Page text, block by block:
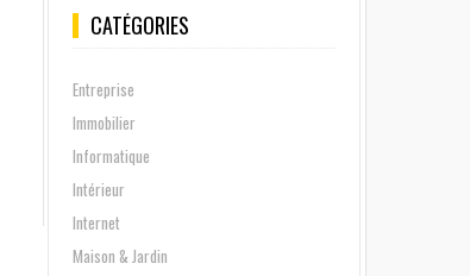
CATÉGORIES
Entreprise
Immobilier
Informatique
Intérieur
Internet
Maison & Jardin